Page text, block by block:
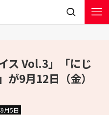
ス Vol.3」「にじ
が9月12日（金）
月5日